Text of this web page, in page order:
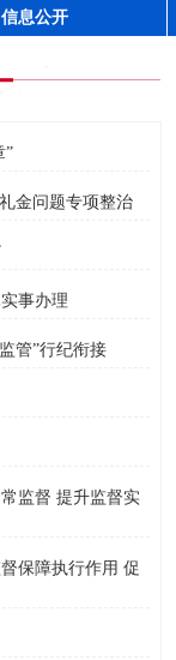
信息公开
”
金问题专项整治
事办理
管”行纪衔接
监督 提升监督实
保障执行作用 促